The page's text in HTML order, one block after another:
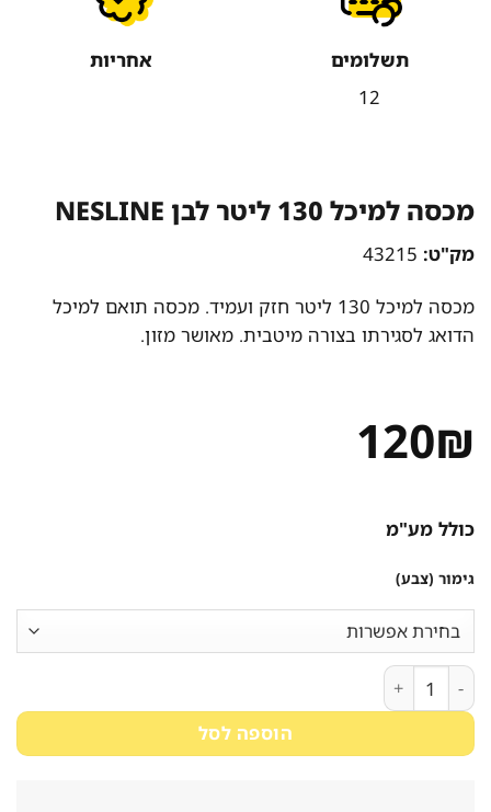
תשלומים
12
אחריות
מכסה למיכל 130 ליטר לבן NESLINE
מק"ט:43215
מכסה למיכל 130 ליטר חזק ועמיד. מכסה תואם למיכל
הדואג לסגירתו בצורה מיטבית. מאושר מזון.
120₪
כולל מע"מ
גימור (צבע)
כמות של מכסה למיכל 130 ליטר לבן NESLINE
הוספה לסל